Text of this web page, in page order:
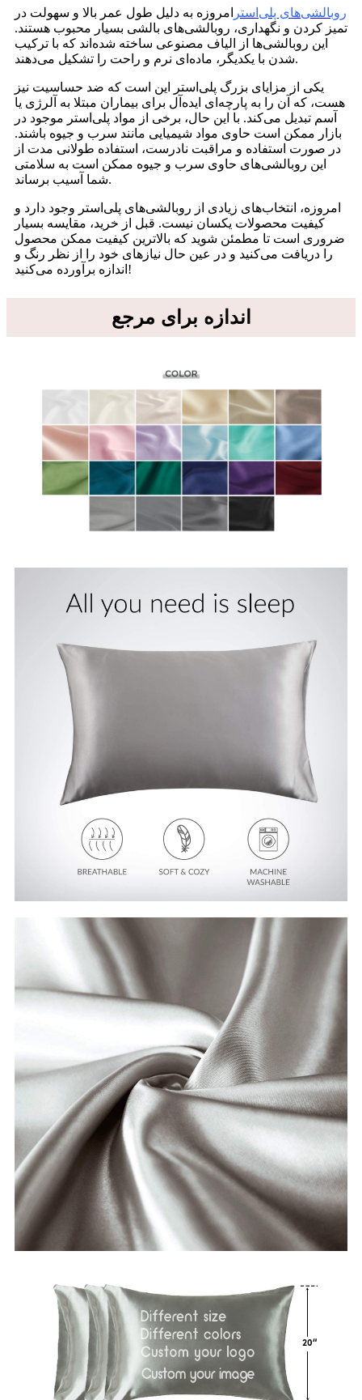
روبالشی‌های پلی‌استر امروزه به دلیل طول عمر بالا و سهولت در
تمیز کردن و نگهداری، روبالشی‌های بالشی بسیار محبوب هستند.
این روبالشی‌ها از الیاف مصنوعی ساخته شده‌اند که با ترکیب
شدن با یکدیگر، ماده‌ای نرم و راحت را تشکیل می‌دهند.
یکی از مزایای بزرگ پلی‌استر این است که ضد حساسیت نیز
هست، که آن را به پارچه‌ای ایده‌آل برای بیماران مبتلا به آلرژی یا
آسم تبدیل می‌کند. با این حال، برخی از مواد پلی‌استر موجود در
بازار ممکن است حاوی مواد شیمیایی مانند سرب و جیوه باشند.
در صورت استفاده و مراقبت نادرست، استفاده طولانی مدت از
این روبالشی‌های حاوی سرب و جیوه ممکن است به سلامتی
شما آسیب برساند.
امروزه، انتخاب‌های زیادی از روبالشی‌های پلی‌استر وجود دارد و
کیفیت محصولات یکسان نیست. قبل از خرید، مقایسه بسیار
ضروری است تا مطمئن شوید که بالاترین کیفیت ممکن محصول
را دریافت می‌کنید و در عین حال نیازهای خود را از نظر رنگ و
اندازه برآورده می‌کنید!
اندازه برای مرجع